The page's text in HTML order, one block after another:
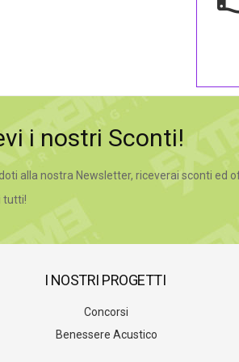
i nostri Sconti!
alla nostra Newsletter, riceverai sconti ed
tutti!
I NOSTRI PROGETTI
Concorsi
Benessere Acustico